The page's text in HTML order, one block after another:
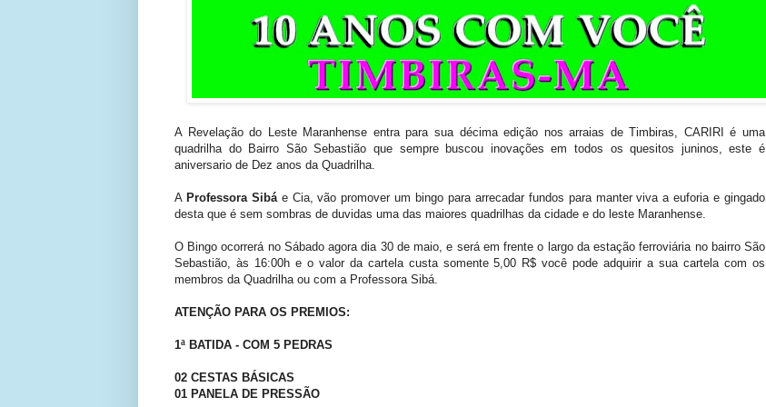
A Revelação do Leste Maranhense entra para sua décima edição nos arraias de Timbiras, CARIRI é uma
quadrilha do Bairro São Sebastião que sempre buscou inovações em todos os quesitos juninos, este é
aniversario de Dez anos da Quadrilha.
A Professora Sibáe Cia, vão promover um bingo para arrecadar fundos para manter viva a euforia e gingado
desta que é sem sombras de duvidas uma das maiores quadrilhas da cidade e do leste Maranhense.
O Bingo ocorrerá no Sábado agora dia 30 de maio, e será em frente o largo da estação ferroviária no bairro São
Sebastião, às 16:00h e o valor da cartela custa somente 5,00 R$ você pode adquirir a sua cartela com os
membros da Quadrilha ou com a Professora Sibá.
ATENÇÃO PARA OS PREMIOS:
1ª BATIDA - COM 5 PEDRAS
02 CESTAS BÁSICAS
01 PANELA DE PRESSÃO